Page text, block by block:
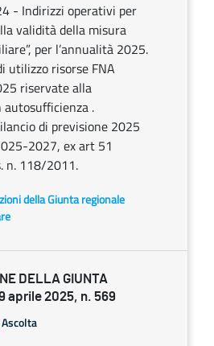
- Indirizzi operativi per
validità della misura
per l’annualità 2025.
utilizzo risorse FNA
riservate alla
autosufficienza .
di previsione 2025
2027, ex art 51
n. 118/2011.
della Giunta regionale
DELLA GIUNTA
aprile 2025, n. 569
Ascolta